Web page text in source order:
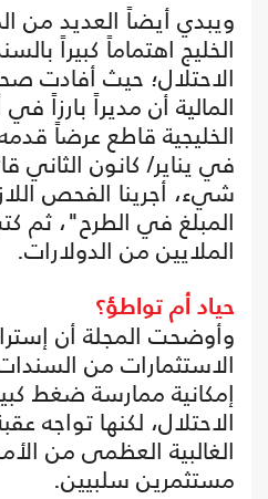
ويبدي أيضاً العديد من
الخليج اهتماماً كبيراً
الاحتلال؛ حيث أفادت
المالية أن مديراً بارزاً
الخليجية قاطع عرضاً
في يناير/ كانون الثاني
شيء، أجرينا الفحص
المبلغ في الطرح"، ثم
الملايين من الدولارات.
حياد أم تواطؤ؟
وأوضحت المجلة أن
الاستثمارات من
إمكانية ممارسة ضغط
الاحتلال، لكنها تواجه
الغالبية العظمى من
مستثمرين سلبيين.